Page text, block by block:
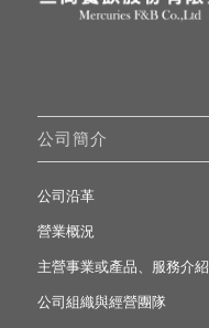
公司簡介
公司沿革
營業概況
主營事業或產品、服務介紹
公司組織與經營團隊